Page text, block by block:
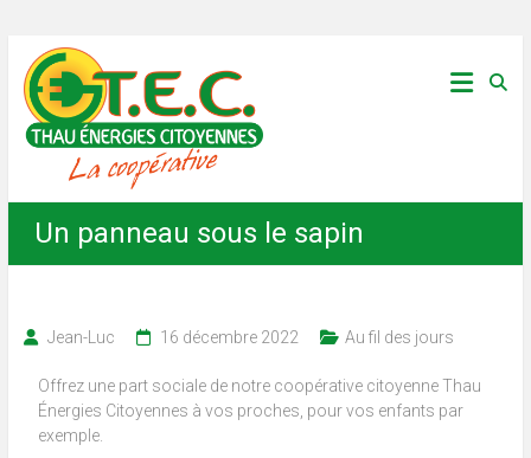
content
Thau
Énergies
Citoyennes
Un panneau sous le sapin
Jean-Luc 16 décembre 2022 Au fil des jours
Offrez une part sociale de notre coopérative citoyenneThau
Énergies Citoyennes à vos proches, pour vos enfants par
exemple.